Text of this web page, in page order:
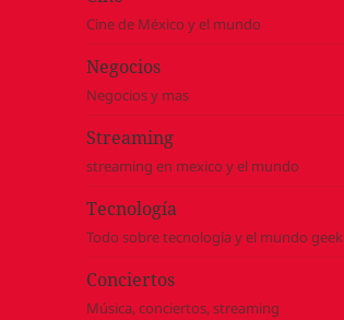
Cine de México y el mundo
Negocios
Negocios y mas
Streaming
streaming en mexico y el mundo
Tecnología
Todo sobre tecnología y el mundo geek
Conciertos
Música, conciertos, streaming